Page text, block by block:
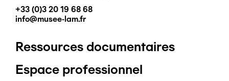
+33 (0)3 20 19 68 68
info@musee-lam.fr
Pied
de
Ressources documentaires
Espace professionnel